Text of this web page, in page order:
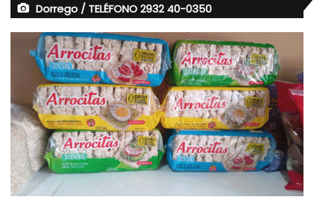
Dorrego / TELÉFONO 2932 40-0350